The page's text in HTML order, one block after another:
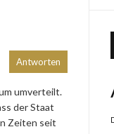
umverteilt.
der Staat
Zeiten seit
Antworten